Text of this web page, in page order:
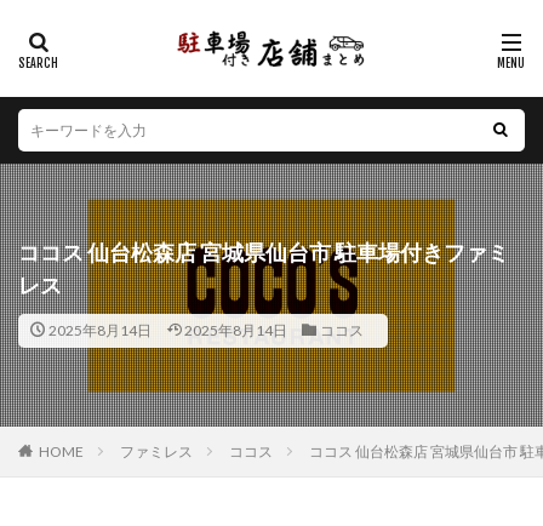
ココス 仙台松森店 宮城県仙台市 駐車場付きファミ
レス
2025年8月14日 2025年8月14日 ココス
HOME ファミレス ココス ココス 仙台松森店 宮城県仙台市 駐
カテゴリー
エリア
北海道 青森県 岩手県 宮城県
秋田県
山形県
福島県 茨城県 栃木県
群馬県
埼玉県
千葉県 東京都 神奈川県
新潟県
山梨県
長野県 富山県 石川県
福井県
岐阜県
静岡県 愛知県 三重県
滋賀県
京都府
大阪府 兵庫県 奈良県
和歌山県
鳥取県
島根県 岡山県 広島県
山口県
徳島県
香川県 愛媛県 高知県
福岡県
佐賀県
長崎県 熊本県 大分県
宮崎県